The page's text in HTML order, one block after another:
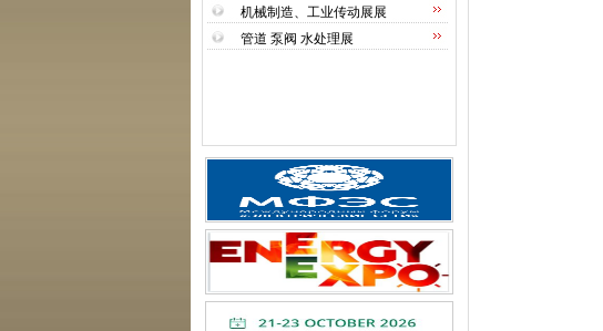
机械制造、工业传动展展
管道 泵阀 水处理展